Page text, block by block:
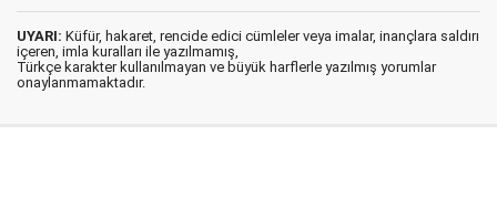
UYARI: Küfür, hakaret, rencide edici cümleler veya imalar, inançlara saldırı
içeren, imla kuralları ile yazılmamış,
Türkçe karakter kullanılmayan ve büyük harflerle yazılmış yorumlar
onaylanmamaktadır.